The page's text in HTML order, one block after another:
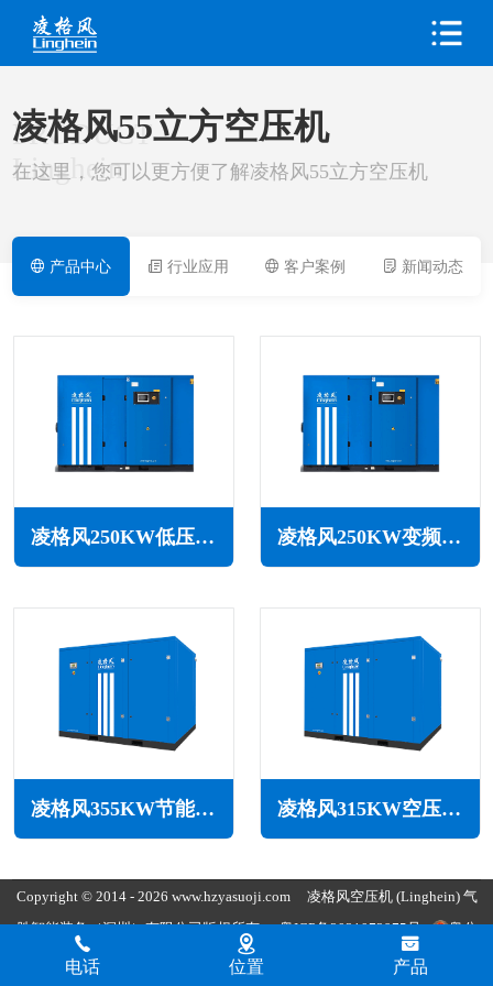
PRODUCT
Linghein
凌格风55立方空压机
在这里，您可以更方便了解凌格风55立方空压机
产品中心 行业应用 客户案例 新闻动态
凌格风250KW低压空压机LS LP系列 凌格风250KW变频低压空压机LSV LP系列
凌格风355KW节能空压机LS系列 凌格风315KW空压机LS系列
电话 位置 产品
Copyright © 2014 - 2026 www.hzyasuoji.com 凌格风空压机 (Linghein) 气
胜智能装备（深圳）有限公司版权所有
粤ICP备2021072975号
粤公
网安备44030002002880